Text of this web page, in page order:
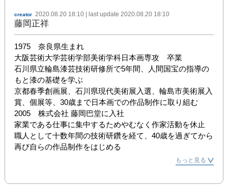
creator 2020.08.20 18:10 | last update 2020.08.20 18:10
藤岡正祥
1975　奈良県生まれ
大阪芸術大学芸術学部美術学科日本画専攻　卒業
石川県立輪島漆芸技術研修所で5年間、人間国宝の指導の
もと漆の基礎を学ぶ
京都春季創画展、石川県現代美術展入選、輪島市美術展入
賞、個展等、30歳まで日本画での作品制作に取り組む
2005　株式会社 藤岡巴堂に入社
家業である仕事に集中するためやむなく作家活動を休止
職人として十数年間の技術研鑽を経て、40歳を過ぎてから
再び自らの作品制作をはじめる
もっと見る